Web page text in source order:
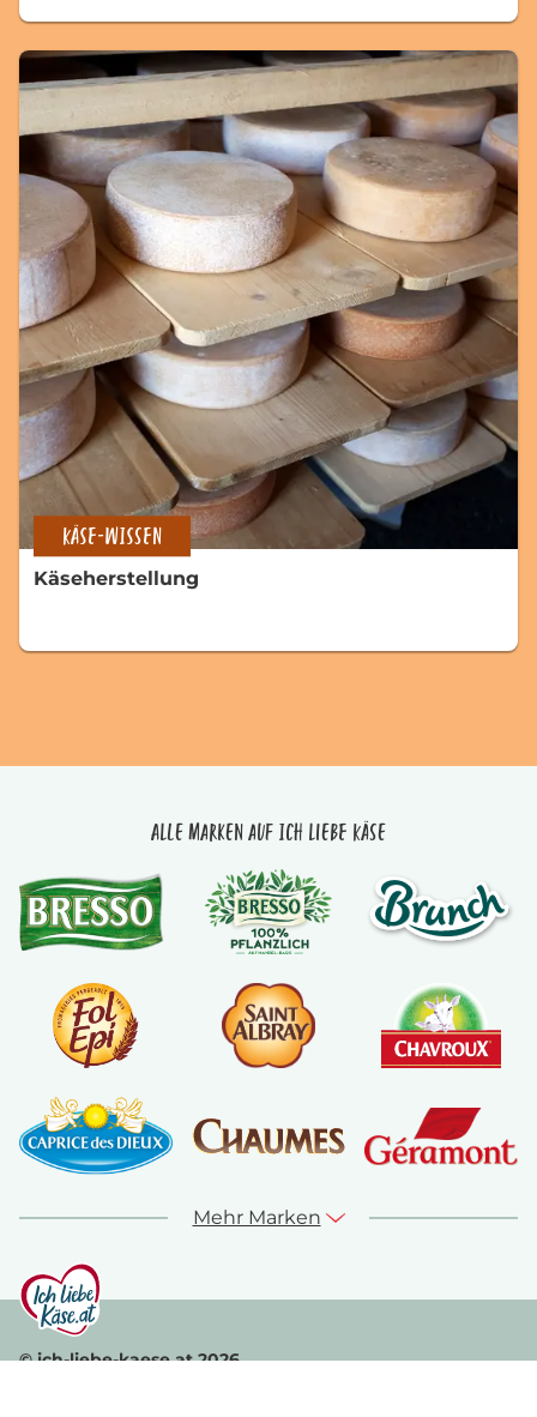
KÄSE-WISSEN
Käseherstellung
Alle Marken auf Ich liebe Käse
Mehr Marken
© ich-liebe-kaese.at 2026